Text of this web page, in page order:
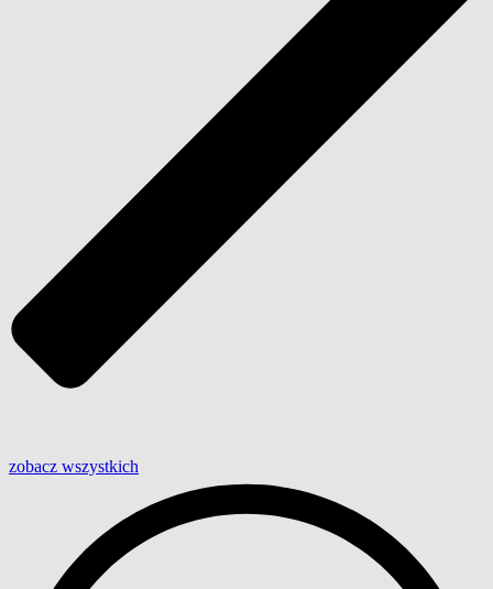
zobacz wszystkich